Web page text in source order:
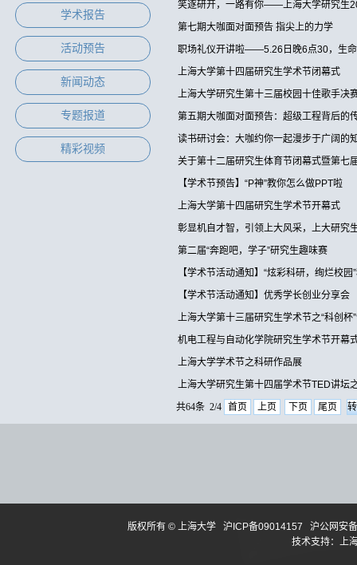
学术报告
活动预告
新闻动态
专题报道
精彩视频
笑逐研开，一路有你——上海大学研究生
第七期大咖面对面预告 指尖上的力学
职场礼仪开讲啦——5.26日晚6点30，生
上海大学第十四届研究生学术节闭幕式
上海大学研究生第十三届校园十佳歌手决
第五期大咖面对面预告：超级工程背后的
读书研讨会：大咖约你一起漫步于广阔的
关于第十二届研究生体育节闭幕式暨第七
【学术节预告】“P神”教你怎么做PPT啦
上海大学第十四届研究生学术节开幕式
彰显机自才智，引领上大风采，上大研究
第二届“奔跑吧，学子”研究生趣味赛
【学术节活动通知】“炫彩科研，绚烂校园
【学术节活动通知】优秀学长创业分享会
上海大学第十三届研究生学术节之“科创杯
机电工程与自动化学院研究生学术节开幕
上海大学学术节之科研作品展
上海大学研究生第十四届学术节TED讲坛
共64条 2/4 首页 上页 下页 尾页
版权所有 © 上海大学 沪ICP备09014157
沪公网安
技术支持：上